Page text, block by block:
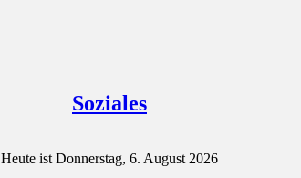
Soziales
Heute ist Donnerstag, 6. August 2026